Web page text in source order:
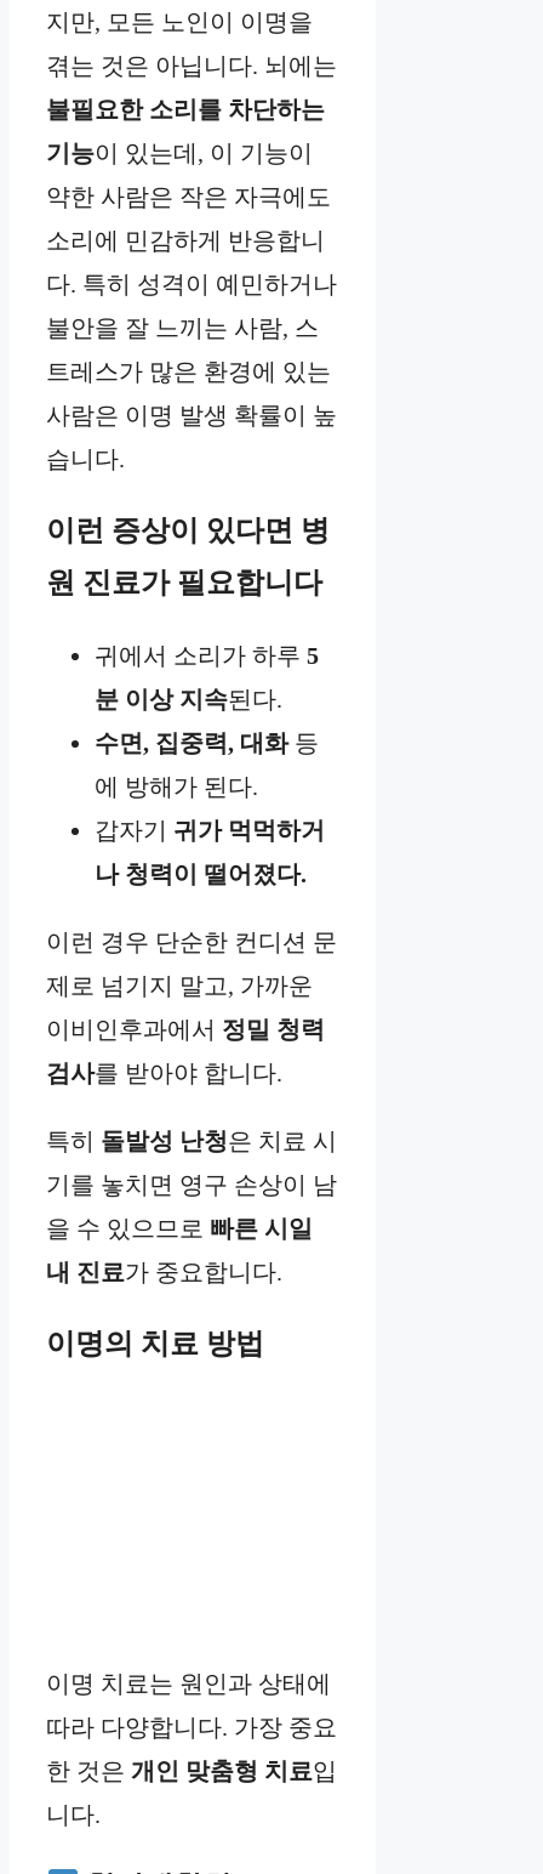
지만, 모든 노인이 이명을
겪는 것은 아닙니다. 뇌에는
불필요한 소리를 차단하는
기능이 있는데, 이 기능이
약한 사람은 작은 자극에도
소리에 민감하게 반응합니
다. 특히 성격이 예민하거나
불안을 잘 느끼는 사람, 스
트레스가 많은 환경에 있는
사람은 이명 발생 확률이 높
습니다.
이런 증상이 있다면 병
원 진료가 필요합니다
귀에서 소리가 하루 5
분 이상 지속된다.
수면, 집중력, 대화등
에 방해가 된다.
갑자기 귀가 먹먹하거
나 청력이 떨어졌다.
이런 경우 단순한 컨디션 문
제로 넘기지 말고, 가까운
이비인후과에서 정밀 청력
검사를 받아야 합니다.
특히 돌발성 난청은 치료 시
기를 놓치면 영구 손상이 남
을 수 있으므로 빠른 시일
내 진료가 중요합니다.
이명의 치료 방법
이명 치료는 원인과 상태에
따라 다양합니다. 가장 중요
한 것은 개인 맞춤형 치료입
니다.